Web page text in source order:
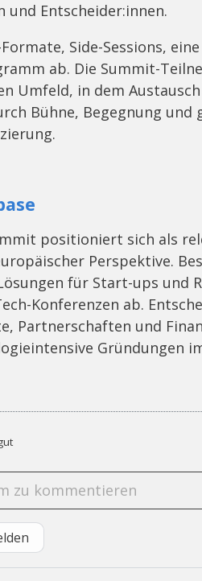
und Entscheider:innen.
Side-Sessions,
ab. Die Summit-
Umfeld, in dem
Bühne, Begegnung und
positioniert sich als
Perspektive.
für Start-ups und
Konferenzen ab.
Partnerschaften und
Gründungen